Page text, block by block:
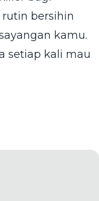
rutin bersihin
kamu.
setiap kali mau